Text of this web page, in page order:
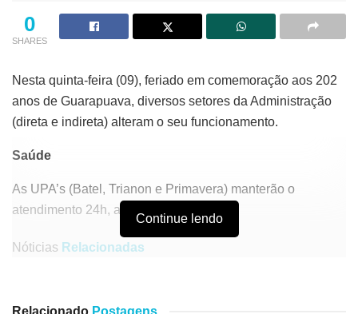
0
SHARES
Nesta quinta-feira (09), feriado em comemoração aos 202
anos de Guarapuava, diversos setores da Administração
(direta e indireta) alteram o seu funcionamento.
Saúde
As UPA’s (Batel, Trianon e Primavera) manterão o
atendimento 24h, assim como o SAMU.
Nóticias Relacionadas
segunda-feira de “puxão de orelha” na CPMI do INSS
Continue lendo
Relacionado Postagens